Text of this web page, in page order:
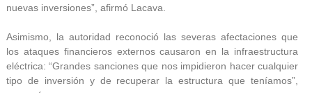
nuevas inversiones”, afirmó Lacava.
Asimismo, la autoridad reconoció las severas afectaciones que
los ataques financieros externos causaron en la infraestructura
eléctrica: “Grandes sanciones que nos impidieron hacer cualquier
tipo de inversión y de recuperar la estructura que teníamos”,